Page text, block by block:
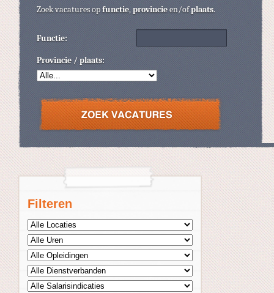
Filteren
Zoek vacatures opfunctie,provincieen/ofplaats.
Functie:
Provincie / plaats: